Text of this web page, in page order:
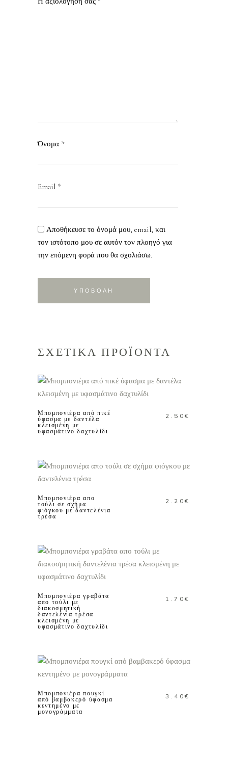
Όνομα *
Email *
Αποθήκευσε το όνομά μου, email, και
τον ιστότοπο μου σε αυτόν τον πλοηγό για
την επόμενη φορά που θα σχολιάσω.
ΣΧΕΤΙΚΑ ΠΡΟΪΟΝΤΑ
ΠΡΟΣΘΗΚΗ ΣΤΟ
Μπομπονιέρα από πικέ
ύφασμα με δαντέλα
κλεισμένη με
υφασμάτινο δαχτυλίδι
2.50€
ΠΡΟΣΘΗΚΗ ΣΤΟ
Μπομπονιέρα απο
τούλι σε σχήμα
φιόγκου με δαντελένια
τρέσα
2.20€
ΠΡΟΣΘΗΚΗ ΣΤΟ
Μπομπονιέρα γραβάτα
απο τούλι με
διακοσμητική
δαντελένια τρέσα
κλεισμένη με
υφασμάτινο δαχτυλίδι
1.70€
ΠΡΟΣΘΗΚΗ ΣΤΟ
Μπομπονιέρα πουγκί
από βαμβακερό ύφασμα
κεντημένο με
μονογράμματα
3.40€